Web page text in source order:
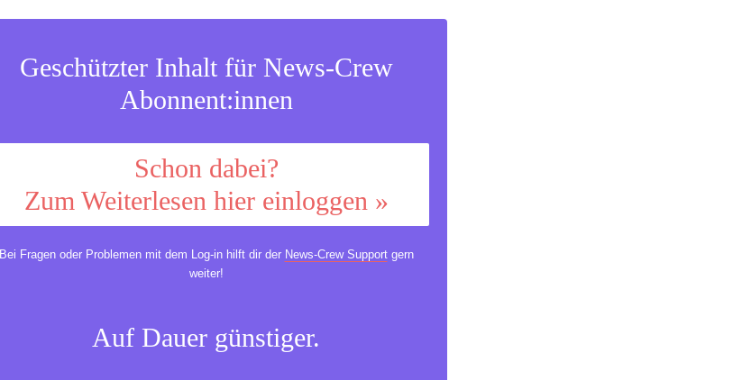
Geschützter Inhalt für News-Crew
Abonnent:innen
Schon dabei?
Zum Weiterlesen hier einloggen »
Bei Fragen oder Problemen mit dem Log-in hilft dir der News-Crew Supportgern
weiter!
Auf Dauer günstiger.